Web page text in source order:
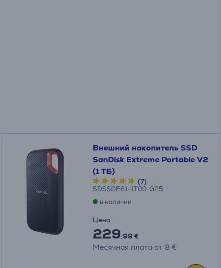
Внешний накопитель SSD
SanDisk Extreme Portable V2
(1 ТБ)
(7)
SDSSDE61-1T00-G25
в наличии
Цена:
229.99 €
Месячная плата от 8 €